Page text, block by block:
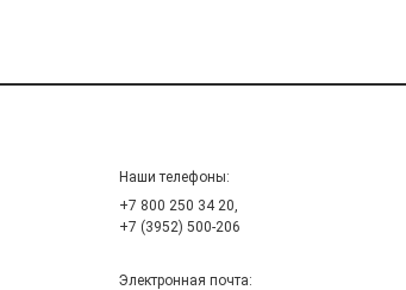
Наши телефоны:
+7 800 250 34 20,
+7 (3952) 500-206
Электронная почта: